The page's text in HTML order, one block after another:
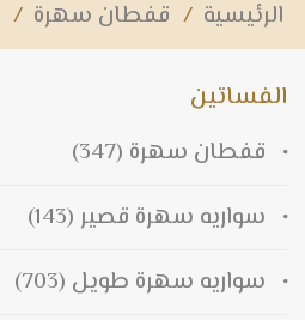
الرئيسية / قفطان سهرة /
الفساتين
قفطان سهرة (347)
سواريه سهرة قصير (143)
سواريه سهرة طويل (703)